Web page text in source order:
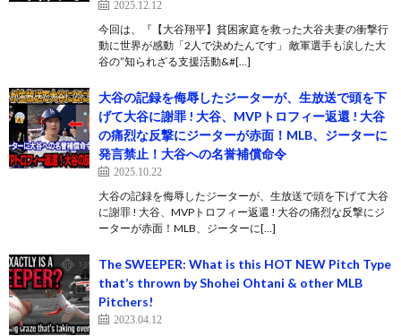
2025.12.12
今回は、『【大谷翔平】貧困家庭を救った大谷夫妻の衝撃行
動に世界が感動「2人で決めたんです」 敵軍選手も涙した大
谷の”知られざる支援活動&#[…]
大谷の記録を侮辱したジーターが、生放送で頭を下
げて大谷に謝罪 ! 大谷、MVPトロフィー返還 ! 大谷
の痛烈な反撃にジーターが赤面！MLB、ジーターに
発言禁止！大谷への名誉補償命令
2025.10.22
大谷の記録を侮辱したジーターが、生放送で頭を下げて大谷
に謝罪 ! 大谷、MVPトロフィー返還 ! 大谷の痛烈な反撃にジ
ーターが赤面！MLB、ジーターに[…]
The SWEEPER: What is this HOT NEW Pitch Type
that’s thrown by Shohei Ohtani & other MLB
Pitchers!
2023.04.12